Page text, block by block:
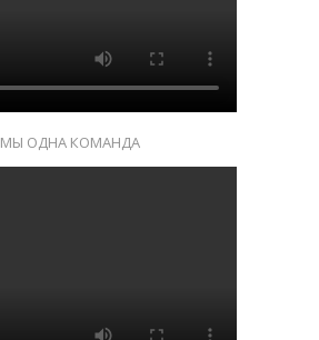
МЫ ОДНА КОМАНДА